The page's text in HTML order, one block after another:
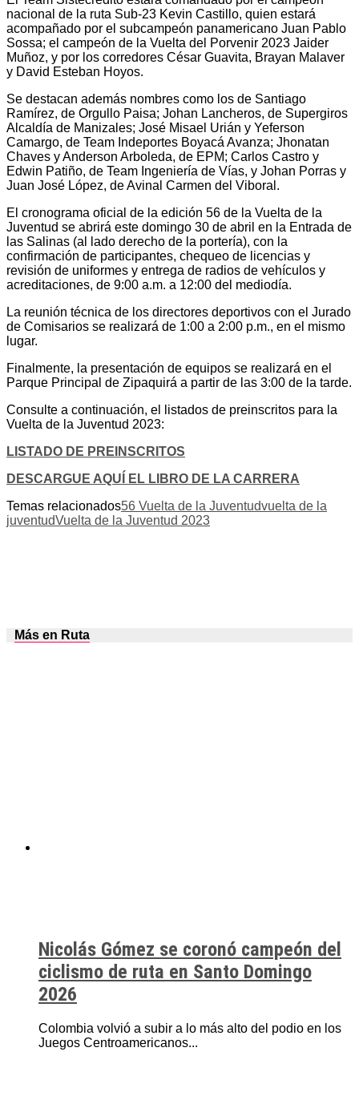
nacional de la ruta Sub-23 Kevin Castillo, quien estará
acompañado por el subcampeón panamericano Juan Pablo
Sossa; el campeón de la Vuelta del Porvenir 2023 Jaider
Muñoz, y por los corredores César Guavita, Brayan Malaver
y David Esteban Hoyos.
Se destacan además nombres como los de Santiago
Ramírez, de Orgullo Paisa; Johan Lancheros, de Supergiros
Alcaldía de Manizales; José Misael Urián y Yeferson
Camargo, de Team Indeportes Boyacá Avanza; Jhonatan
Chaves y Anderson Arboleda, de EPM; Carlos Castro y
Edwin Patiño, de Team Ingeniería de Vías, y Johan Porras y
Juan José López, de Avinal Carmen del Viboral.
El cronograma oficial de la edición 56 de la Vuelta de la
Juventud se abrirá este domingo 30 de abril en la Entrada de
las Salinas (al lado derecho de la portería), con la
confirmación de participantes, chequeo de licencias y
revisión de uniformes y entrega de radios de vehículos y
acreditaciones, de 9:00 a.m. a 12:00 del mediodía.
La reunión técnica de los directores deportivos con el Jurado
de Comisarios se realizará de 1:00 a 2:00 p.m., en el mismo
lugar.
Finalmente, la presentación de equipos se realizará en el
Parque Principal de Zipaquirá a partir de las 3:00 de la tarde.
Consulte a continuación, el listados de preinscritos para la
Vuelta de la Juventud 2023:
LISTADO DE PREINSCRITOS
DESCARGUE AQUÍ EL LIBRO DE LA CARRERA
Temas relacionados56 Vuelta de la Juventudvuelta de la
juventudVuelta de la Juventud 2023
Más en Ruta
Nicolás Gómez se coronó campeón del
ciclismo de ruta en Santo Domingo
2026
Colombia volvió a subir a lo más alto del podio en los
Juegos Centroamericanos...